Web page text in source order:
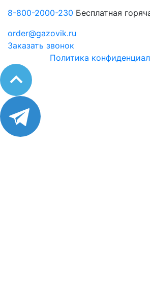
8-800-2000-230 Бесплатная
order@gazovik.ru
Заказать звонок
Политика